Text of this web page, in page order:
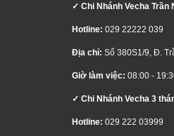
✓ Chi Nhánh Vecha Trần
Hotline: 029 22222 039
Địa chỉ: Số 380S1/9, Đ.
Giờ làm việc: 08:00 -
✓ Chi Nhánh Vecha 3
Hotline: 029 222 03999